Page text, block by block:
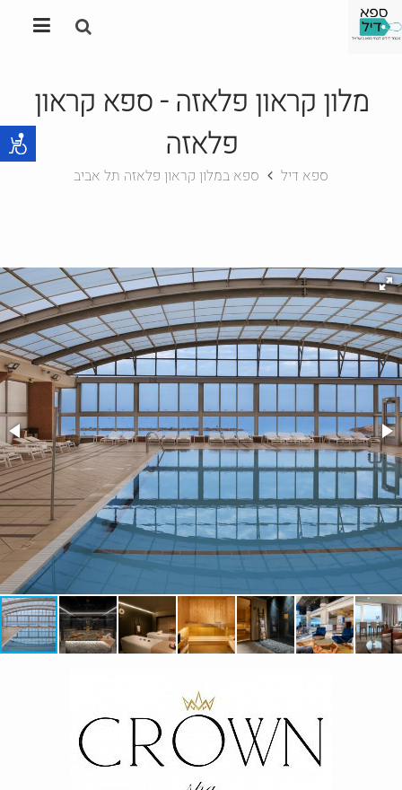
מלון קראון פלאזה - ספא קראון
פלאזה
ספא דיל ספא במלון קראון פלאזה תל אביב